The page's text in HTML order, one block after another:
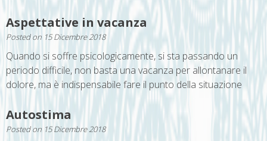
Aspettative in vacanza
Posted on 15 Dicembre 2018
Quando si soffre psicologicamente, si sta passando un
periodo difficile, non basta una vacanza per allontanare il
dolore, ma è indispensabile fare il punto della situazione
Autostima
Posted on 15 Dicembre 2018